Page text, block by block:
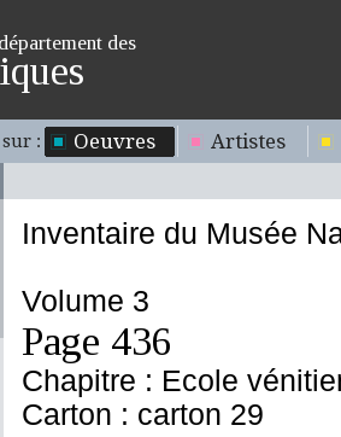
des
sur : Oeuvres Artistes
Inventaire du Musée
Volume 3
Page 436
Chapitre : Ecole
Carton : carton 29